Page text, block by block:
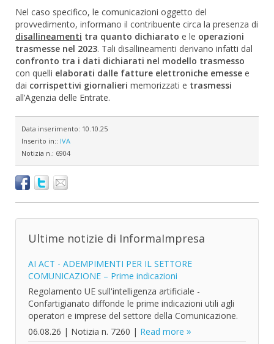
Nel caso specifico, le comunicazioni oggetto del
provvedimento, informano il contribuente circa la presenza di
disallineamenti tra quanto dichiarato e le operazioni
trasmesse nel 2023. Tali disallineamenti derivano infatti dal
confronto tra i dati dichiarati nel modello trasmesso
con quelli elaborati dalle fatture elettroniche emesse e
dai corrispettivi giornalieri memorizzati e trasmessi
all’Agenzia delle Entrate.
Data inserimento: 10.10.25
Inserito in:: IVA
Notizia n.: 6904
Ultime notizie di InformaImpresa
AI ACT - ADEMPIMENTI PER IL SETTORE
COMUNICAZIONE – Prime indicazioni
Regolamento UE sull'intelligenza artificiale -
Confartigianato diffonde le prime indicazioni utili agli
operatori e imprese del settore della Comunicazione.
06.08.26 | Notizia n. 7260 | Read more